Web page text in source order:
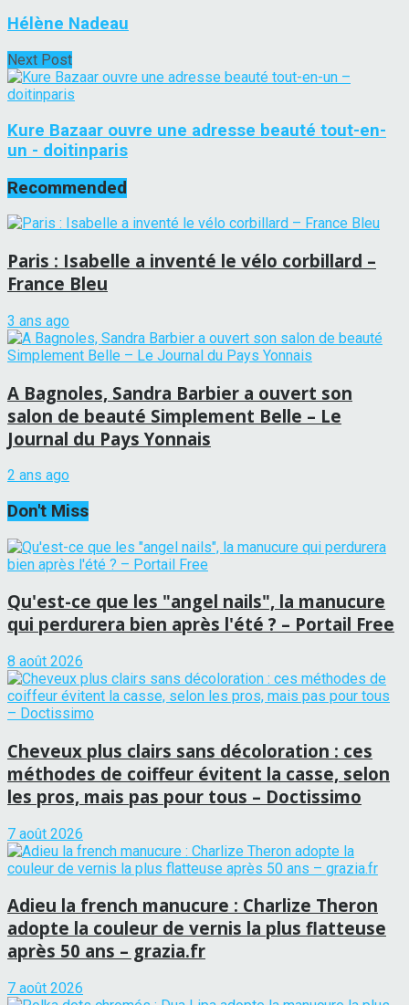
Hélène Nadeau
Next Post
Kure Bazaar ouvre une adresse beauté tout-en-
un - doitinparis
Recommended
Paris : Isabelle a inventé le vélo corbillard –
France Bleu
3 ans ago
A Bagnoles, Sandra Barbier a ouvert son
salon de beauté Simplement Belle – Le
Journal du Pays Yonnais
2 ans ago
Don't Miss
Qu'est-ce que les "angel nails", la manucure
qui perdurera bien après l'été ? – Portail Free
8 août 2026
Cheveux plus clairs sans décoloration : ces
méthodes de coiffeur évitent la casse, selon
les pros, mais pas pour tous – Doctissimo
7 août 2026
Adieu la french manucure : Charlize Theron
adopte la couleur de vernis la plus flatteuse
après 50 ans – grazia.fr
7 août 2026